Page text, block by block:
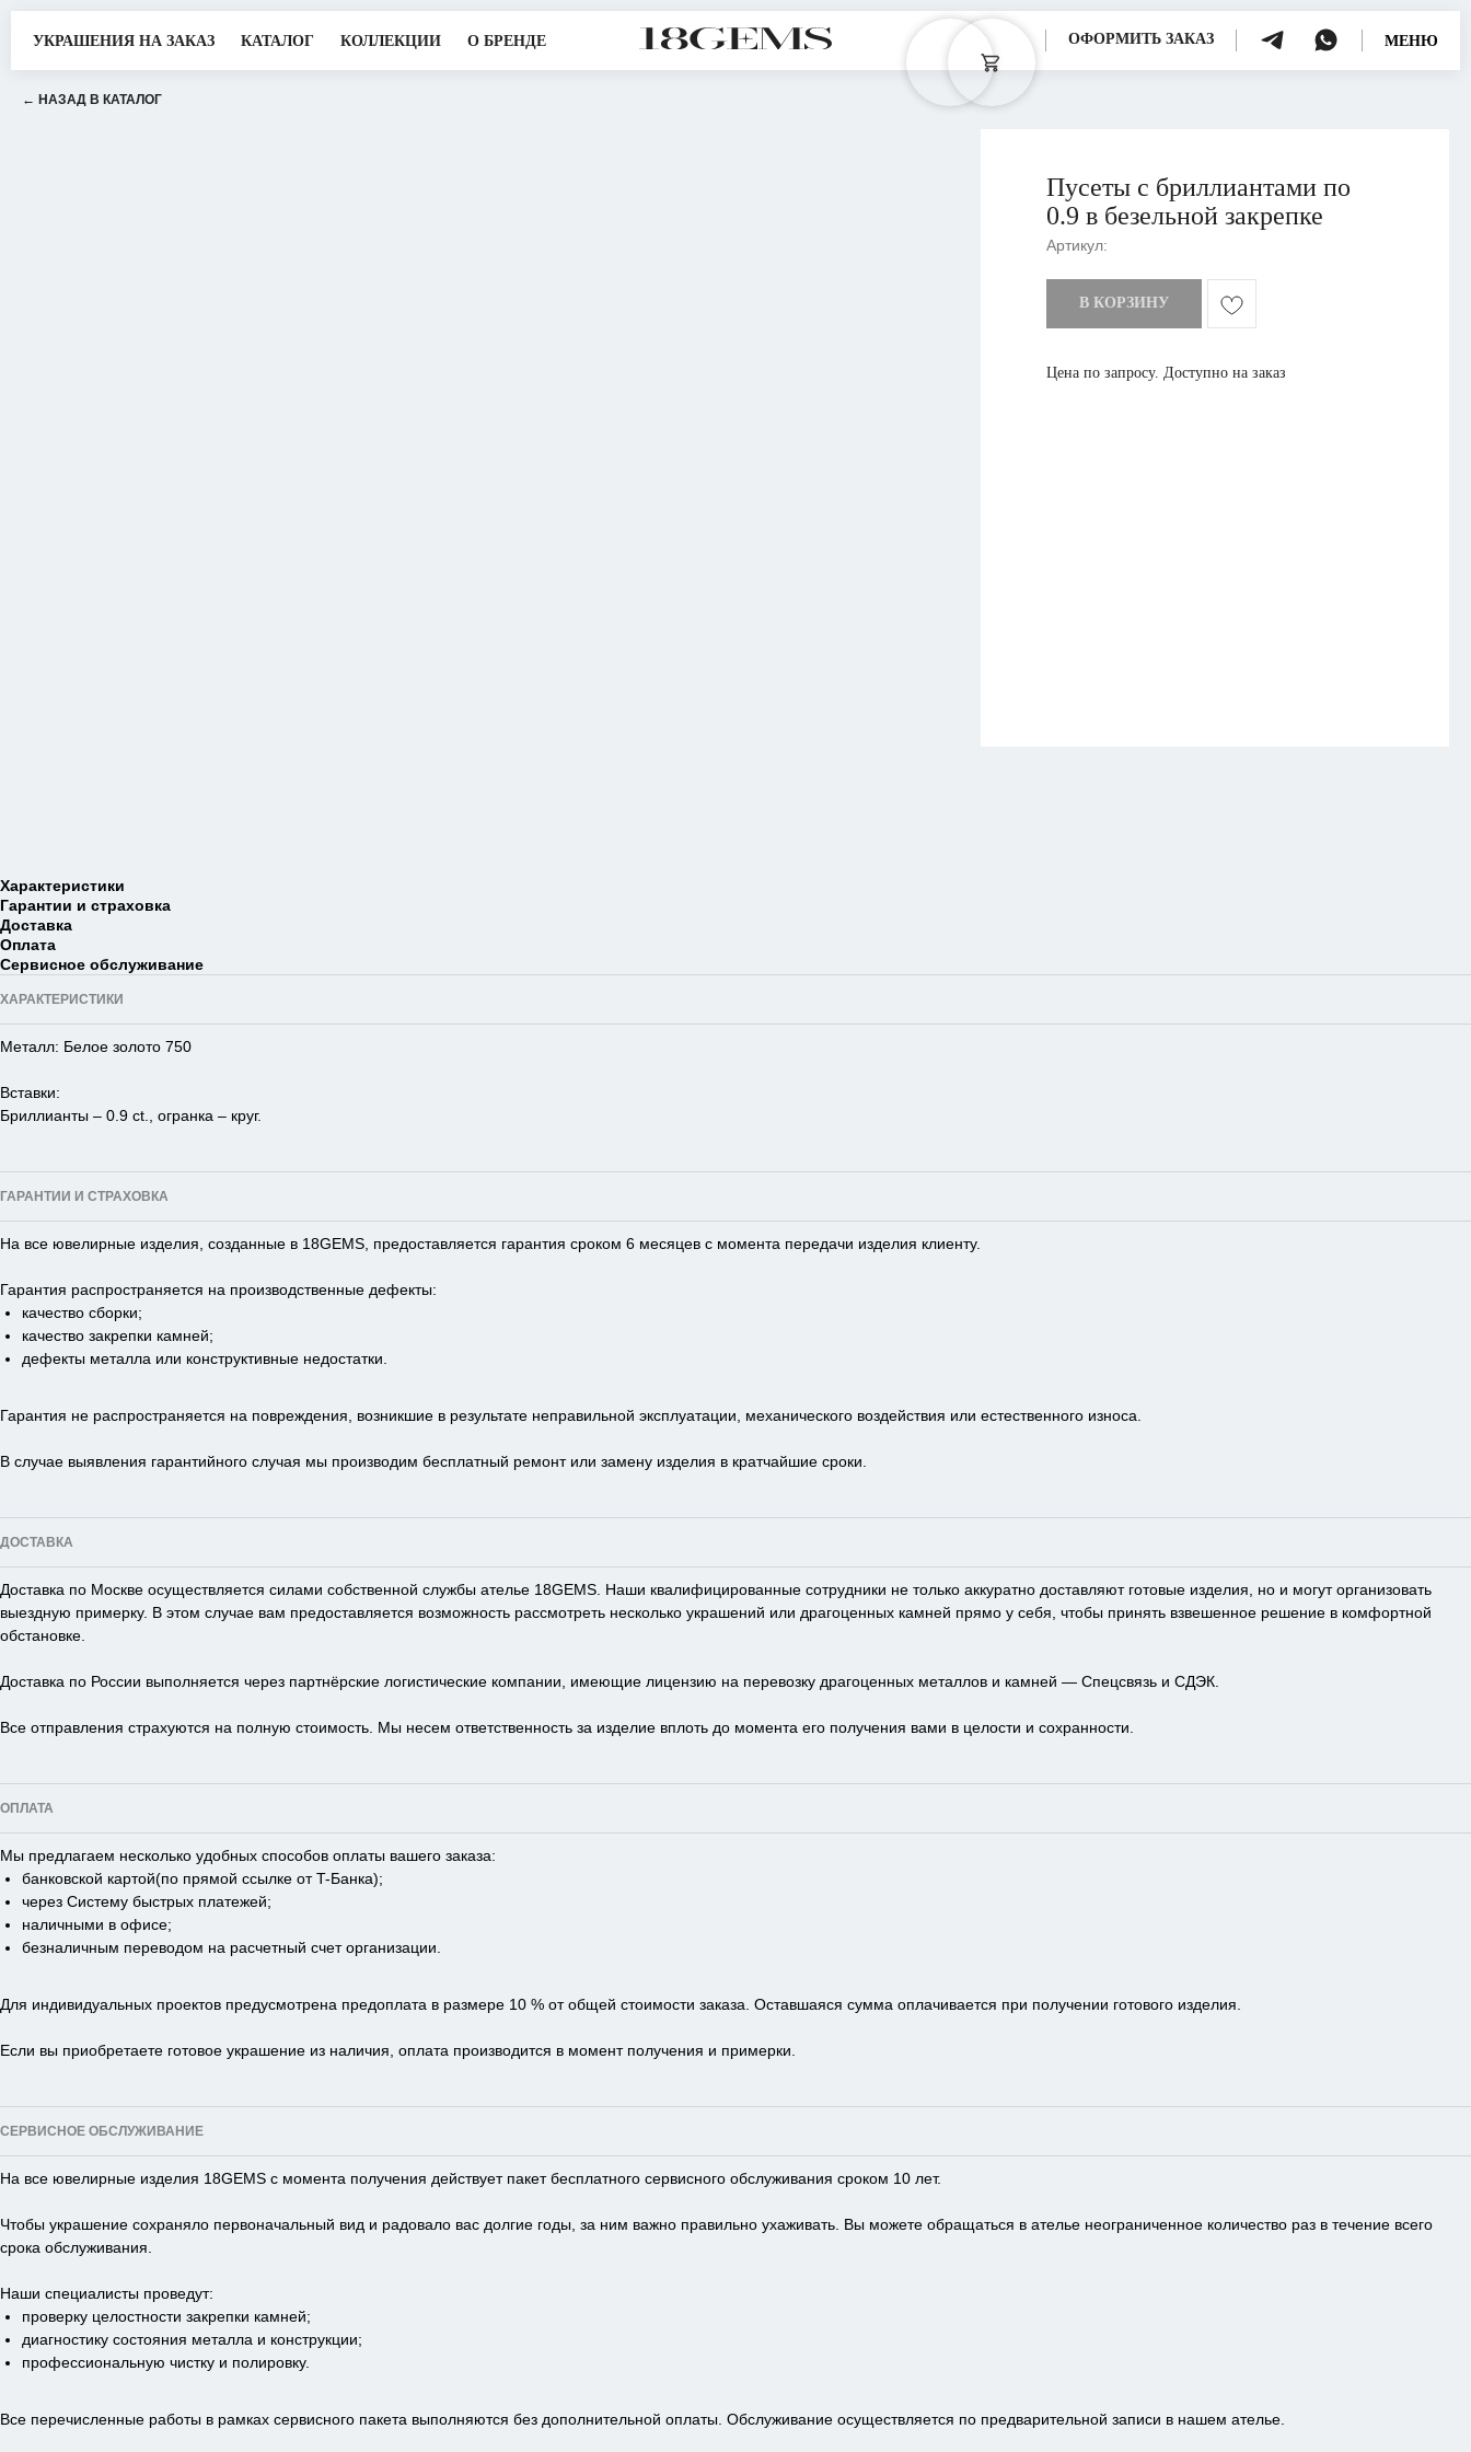
УКРАШЕНИЯ НА ЗАКАЗ КАТАЛОГ КОЛЛЕКЦИИ О БРЕНДЕ ОФОРМИТЬ ЗАКАЗ МЕНЮ
← НАЗАД В КАТАЛОГ
Пусеты с бриллиантами по
0.9 в безельной закрепке
Артикул:
В КОРЗИНУ
Цена по запросу. Доступно на заказ
Характеристики
Гарантии и страховка
Доставка
Оплата
Сервисное обслуживание
ХАРАКТЕРИСТИКИ
Металл: Белое золото 750
Вставки:
Бриллианты – 0.9 ct., огранка – круг.
ГАРАНТИИ И СТРАХОВКА
На все ювелирные изделия, созданные в 18GEMS, предоставляется гарантия сроком 6 месяцев с момента передачи изделия клиенту.
Гарантия распространяется на производственные дефекты:
качество сборки;
качество закрепки камней;
дефекты металла или конструктивные недостатки.
Гарантия не распространяется на повреждения, возникшие в результате неправильной эксплуатации, механического воздействия или естественного износа.
В случае выявления гарантийного случая мы производим бесплатный ремонт или замену изделия в кратчайшие сроки.
ДОСТАВКА
Доставка по Москве осуществляется силами собственной службы ателье 18GEMS. Наши квалифицированные сотрудники не только аккуратно доставляют готовые изделия, но и могут организовать
выездную примерку. В этом случае вам предоставляется возможность рассмотреть несколько украшений или драгоценных камней прямо у себя, чтобы принять взвешенное решение в комфортной
обстановке.
Доставка по России выполняется через партнёрские логистические компании, имеющие лицензию на перевозку драгоценных металлов и камней — Спецсвязь и СДЭК.
Все отправления страхуются на полную стоимость. Мы несем ответственность за изделие вплоть до момента его получения вами в целости и сохранности.
ОПЛАТА
Мы предлагаем несколько удобных способов оплаты вашего заказа:
банковской картой(по прямой ссылке от T-Банка);
через Систему быстрых платежей;
наличными в офисе;
безналичным переводом на расчетный счет организации.
Для индивидуальных проектов предусмотрена предоплата в размере 10 % от общей стоимости заказа. Оставшаяся сумма оплачивается при получении готового изделия.
Если вы приобретаете готовое украшение из наличия, оплата производится в момент получения и примерки.
СЕРВИСНОЕ ОБСЛУЖИВАНИЕ
На все ювелирные изделия 18GEMS с момента получения действует пакет бесплатного сервисного обслуживания сроком 10 лет.
Чтобы украшение сохраняло первоначальный вид и радовало вас долгие годы, за ним важно правильно ухаживать. Вы можете обращаться в ателье неограниченное количество раз в течение всего
срока обслуживания.
Наши специалисты проведут:
проверку целостности закрепки камней;
диагностику состояния металла и конструкции;
профессиональную чистку и полировку.
Все перечисленные работы в рамках сервисного пакета выполняются без дополнительной оплаты. Обслуживание осуществляется по предварительной записи в нашем ателье.